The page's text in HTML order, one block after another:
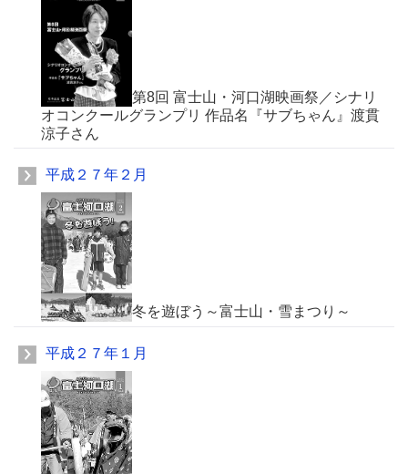
第8回 富士山・河口湖映画祭／シナリ
オコンクールグランプリ 作品名『サブちゃん』渡貫
涼子さん
平成２７年２月
冬を遊ぼう～富士山・雪まつり～
平成２７年１月